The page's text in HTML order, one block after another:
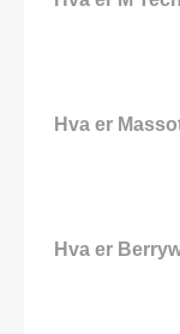
Hva er
Hva er